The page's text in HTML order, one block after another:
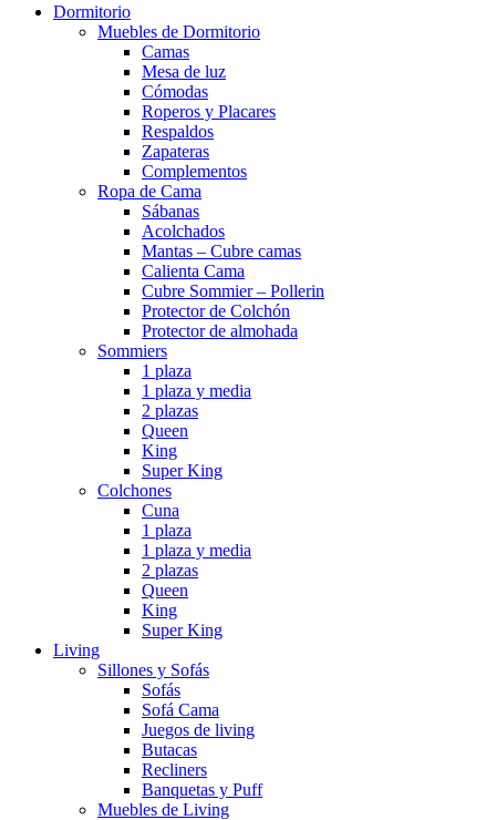
Dormitorio
Muebles de Dormitorio
Camas
Mesa de luz
Cómodas
Roperos y Placares
Respaldos
Zapateras
Complementos
Ropa de Cama
Sábanas
Acolchados
Mantas – Cubre camas
Calienta Cama
Cubre Sommier – Pollerin
Protector de Colchón
Protector de almohada
Sommiers
1 plaza
1 plaza y media
2 plazas
Queen
King
Super King
Colchones
Cuna
1 plaza
1 plaza y media
2 plazas
Queen
King
Super King
Living
Sillones y Sofás
Sofás
Sofá Cama
Juegos de living
Butacas
Recliners
Banquetas y Puff
Muebles de Living